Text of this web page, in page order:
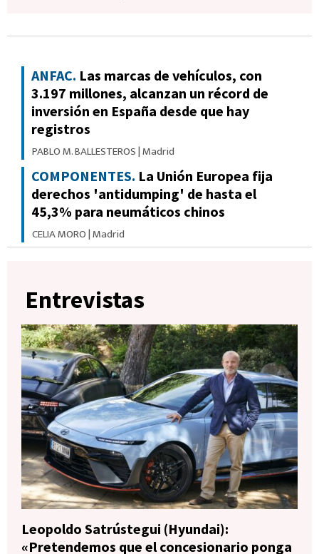
ANFAC. Las marcas de vehículos, con
3.197 millones, alcanzan un récord de
inversión en España desde que hay
registros
PABLO M. BALLESTEROS|Madrid
COMPONENTES. La Unión Europea fija
derechos 'antidumping' de hasta el
45,3% para neumáticos chinos
CELIA MORO|Madrid
Entrevistas
Leopoldo Satrústegui (Hyundai):
«Pretendemos que el concesionario ponga